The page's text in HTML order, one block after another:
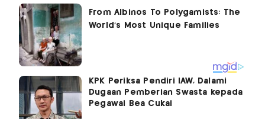
KPK Periksa Pendiri IAW, Dalami
Dugaan Pemberian Swasta kepada
Pegawai Bea Cukai